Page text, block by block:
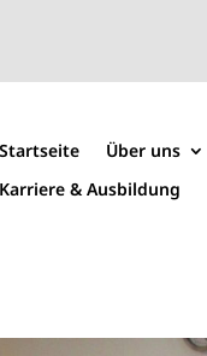
Startseite Über uns
Karriere & Ausbildung